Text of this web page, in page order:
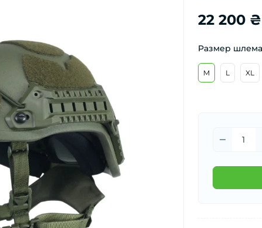
22 200 ₴
Размер
M L XL